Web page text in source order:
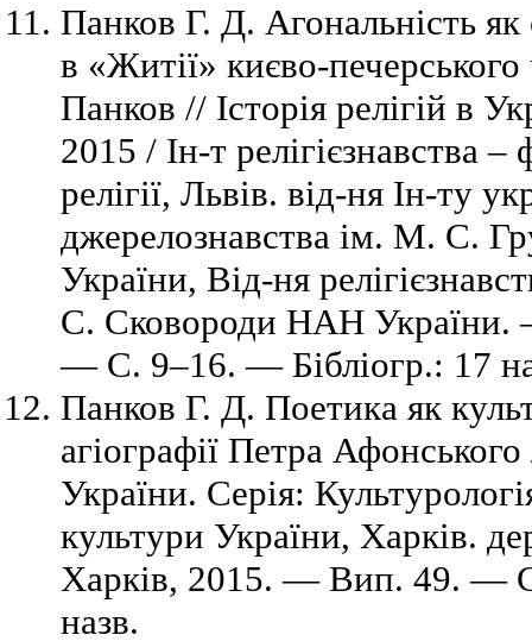
Панков Г. Д. Агональність
в «Житії» києво-
Панков // Історія релігій в
2015 / Ін-т релігієзнавства –
релігії, Львів. від-ня Ін-ту
джерелознавства ім. М. С.
України, Від-ня
С. Сковороди НАН
— C. 9–16. — Бібліогр.: 17
Панков Г. Д. Поетика як
агіографії Петра
України. Серія:
культури України, Харків.
Харків, 2015. — Вип. 49. —
назв.